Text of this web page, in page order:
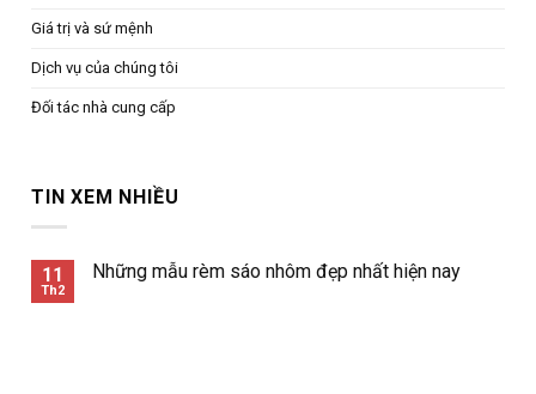
Giá trị và sứ mệnh
Dịch vụ của chúng tôi
Đối tác nhà cung cấp
TIN XEM NHIỀU
11
Th2
Những mẫu rèm sáo nhôm đẹp nhất hiện nay